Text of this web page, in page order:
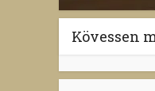
Kövessen